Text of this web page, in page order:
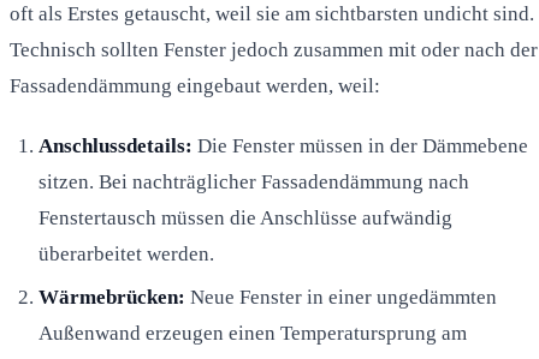
oft als Erstes getauscht, weil sie am sichtbarsten undicht sind.
Technisch sollten Fenster jedoch zusammen mit oder nach der
Fassadendämmung eingebaut werden, weil:
Anschlussdetails: Die Fenster müssen in der Dämmebene
sitzen. Bei nachträglicher Fassadendämmung nach
Fenstertausch müssen die Anschlüsse aufwändig
überarbeitet werden.
Wärmebrücken: Neue Fenster in einer ungedämmten
Außenwand erzeugen einen Temperatursprung am